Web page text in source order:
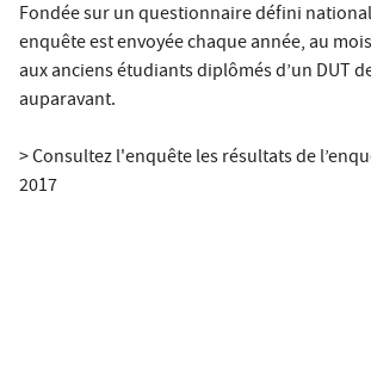
Fondée sur un questionnaire défini
enquête est envoyée chaque année, au
aux anciens étudiants diplômés d’un DUT
auparavant.
>Consultez l'enquête les résultats de
2017